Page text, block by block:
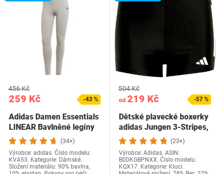
259 Kč
456 Kč
-43 %
Adidas Damen Essentials
LINEAR Bavlněné legíny
M Středně…
(34×)
Výrobce: adidas. Číslo modelu:
KVA53. Kategorie: Dámské.
Složení materiálu: 90% bavlna,
od 219 Kč
504 Kč
-57 %
Dětské plavecké boxerky
adidas Jungen 3-Stripes,
…
(23×)
Výrobce: Adidas. ASIN:
B0DKGBPNXX. Číslo modelu:
KQX17. Kategorie: Kluci.